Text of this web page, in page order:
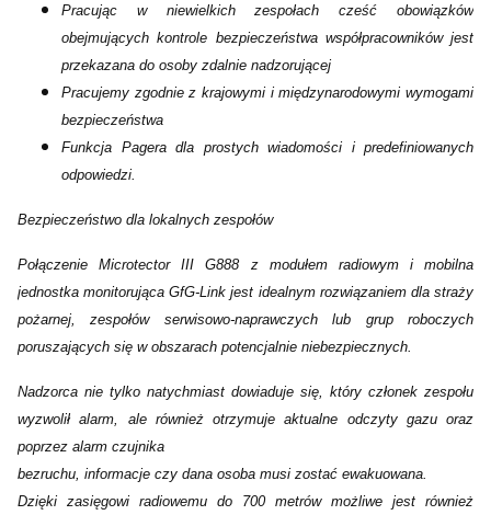
Pracując w niewielkich zespołach cześć obowiązków
obejmujących kontrole bezpieczeństwa współpracowników jest
przekazana do osoby zdalnie nadzorującej
Pracujemy zgodnie z krajowymi i międzynarodowymi wymogami
bezpieczeństwa
Funkcja Pagera dla prostych wiadomości i predefiniowanych
odpowiedzi.
Bezpieczeństwo dla lokalnych zespołów
Połączenie Microtector III G888 z modułem radiowym i mobilna
jednostka monitorująca GfG-Link jest idealnym rozwiązaniem dla straży
pożarnej, zespołów serwisowo-naprawczych lub grup roboczych
poruszających się w obszarach potencjalnie niebezpiecznych.
Nadzorca nie tylko natychmiast dowiaduje się, który członek zespołu
wyzwolił alarm, ale również otrzymuje aktualne odczyty gazu oraz
poprzez alarm czujnika
bezruchu, informacje czy dana osoba musi zostać ewakuowana.
Dzięki zasięgowi radiowemu do 700 metrów możliwe jest również